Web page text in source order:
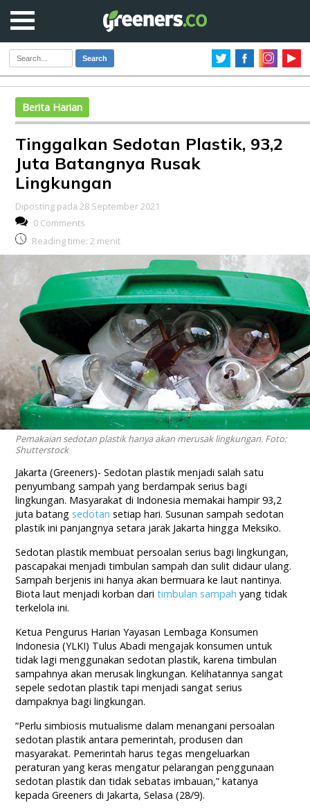
Search
Berita Harian
Tinggalkan Sedotan Plastik, 93,2
Juta Batangnya Rusak
Lingkungan
Diposting pada 28 September 2021
0 Comments
Reading time: 2 menit
Pemakaian sedotan plastik hanya akan merusak lingkungan. Foto:
Shutterstock
Jakarta (Greeners)- Sedotan plastik menjadi salah satu
penyumbang sampah yang berdampak serius bagi
lingkungan. Masyarakat di Indonesia memakai hampir 93,2
juta batang sedotan setiap hari. Susunan sampah sedotan
plastik ini panjangnya setara jarak Jakarta hingga Meksiko.
Sedotan plastik membuat persoalan serius bagi lingkungan,
pascapakai menjadi timbulan sampah dan sulit didaur ulang.
Sampah berjenis ini hanya akan bermuara ke laut nantinya.
Biota laut menjadi korban daritimbulan sampah yang tidak
terkelola ini.
Ketua Pengurus Harian Yayasan Lembaga Konsumen
Indonesia (YLKI) Tulus Abadi mengajak konsumen untuk
tidak lagi menggunakan sedotan plastik, karena timbulan
sampahnya akan merusak lingkungan. Kelihatannya sangat
sepele sedotan plastik tapi menjadi sangat serius
dampaknya bagi lingkungan.
“Perlu simbiosis mutualisme dalam menangani persoalan
sedotan plastik antara pemerintah, produsen dan
masyarakat. Pemerintah harus tegas mengeluarkan
peraturan yang keras mengatur pelarangan penggunaan
sedotan plastik dan tidak sebatas imbauan,” katanya
kepada Greeners di Jakarta, Selasa (28/9).